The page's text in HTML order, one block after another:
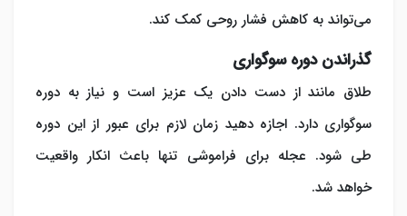
می‌تواند به کاهش فشار روحی کمک کند.
گذراندن دوره سوگواری
طلاق مانند از دست دادن یک عزیز است و نیاز به دوره
سوگواری دارد. اجازه دهید زمان لازم برای عبور از این دوره
طی شود. عجله برای فراموشی تنها باعث انکار واقعیت
خواهد شد.